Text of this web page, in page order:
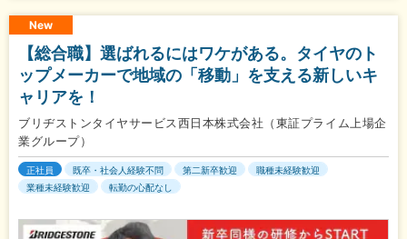
New
【総合職】選ばれるにはワケがある。タイヤのト
ップメーカーで地域の「移動」を支える新しいキ
ャリアを！
ブリヂストンタイヤサービス西日本株式会社（東証プライム上場企
業グループ）
正社員 既卒・社会人経験不問 第二新卒歓迎
職種未経験歓迎
業種未経験歓迎
転勤の心配なし